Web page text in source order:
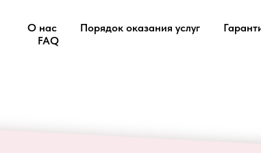
О нас Порядок оказания услуг
FAQ